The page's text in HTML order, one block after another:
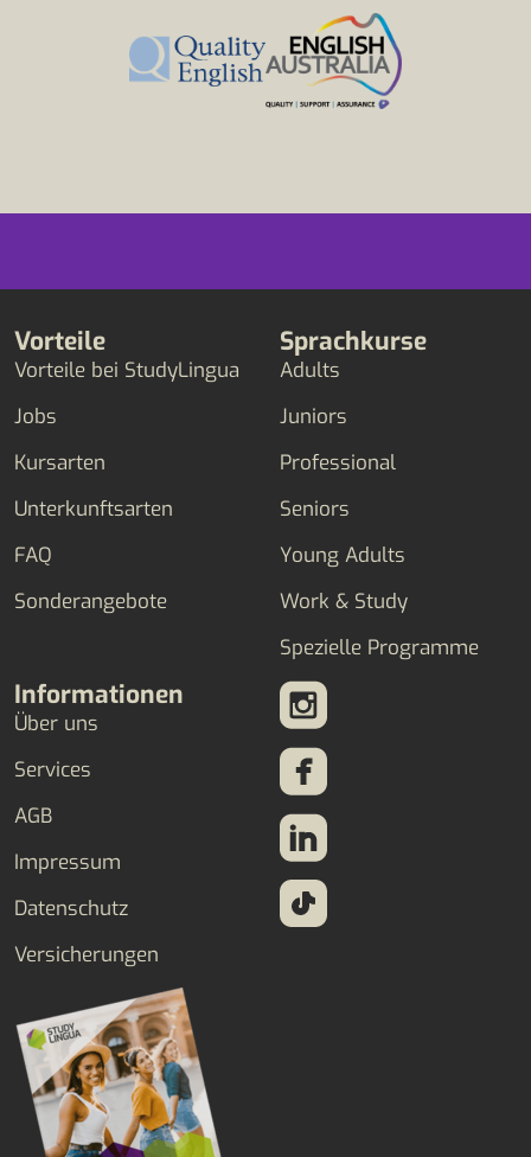
Vorteile
Vorteile bei StudyLingua
Jobs
Kursarten
Unterkunftsarten
FAQ
Sonderangebote
Sprachkurse
Adults
Juniors
Professional
Seniors
Young Adults
Work & Study
Spezielle Programme
Informationen
Über uns
Services
AGB
Impressum
Datenschutz
Versicherungen